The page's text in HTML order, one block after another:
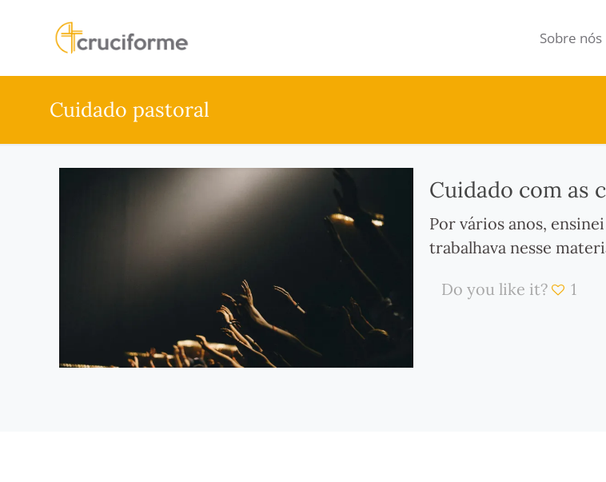
Sobre nós
Cuidado pastoral
Cuidado com as
Por vários anos,
trabalhava nesse
Do you like it? 1